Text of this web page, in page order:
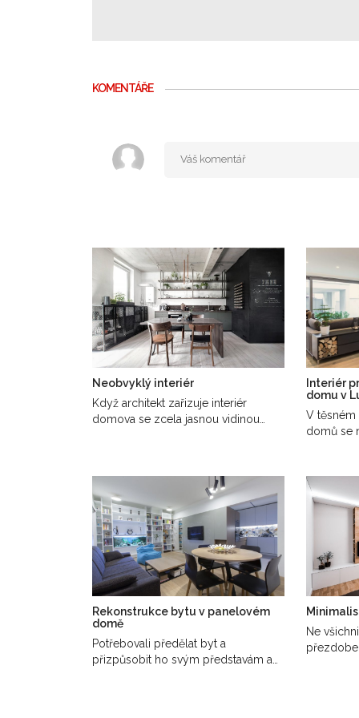
KOMENTÁŘE
Neobvyklý interiér
Když architekt zařizuje interiér
domova se zcela jasnou vidinou
Interiér
domu v
V
domů se
Rekonstrukce bytu v panelovém
domě
Potřebovali předělat byt a
přizpůsobit ho svým představám a
Ne